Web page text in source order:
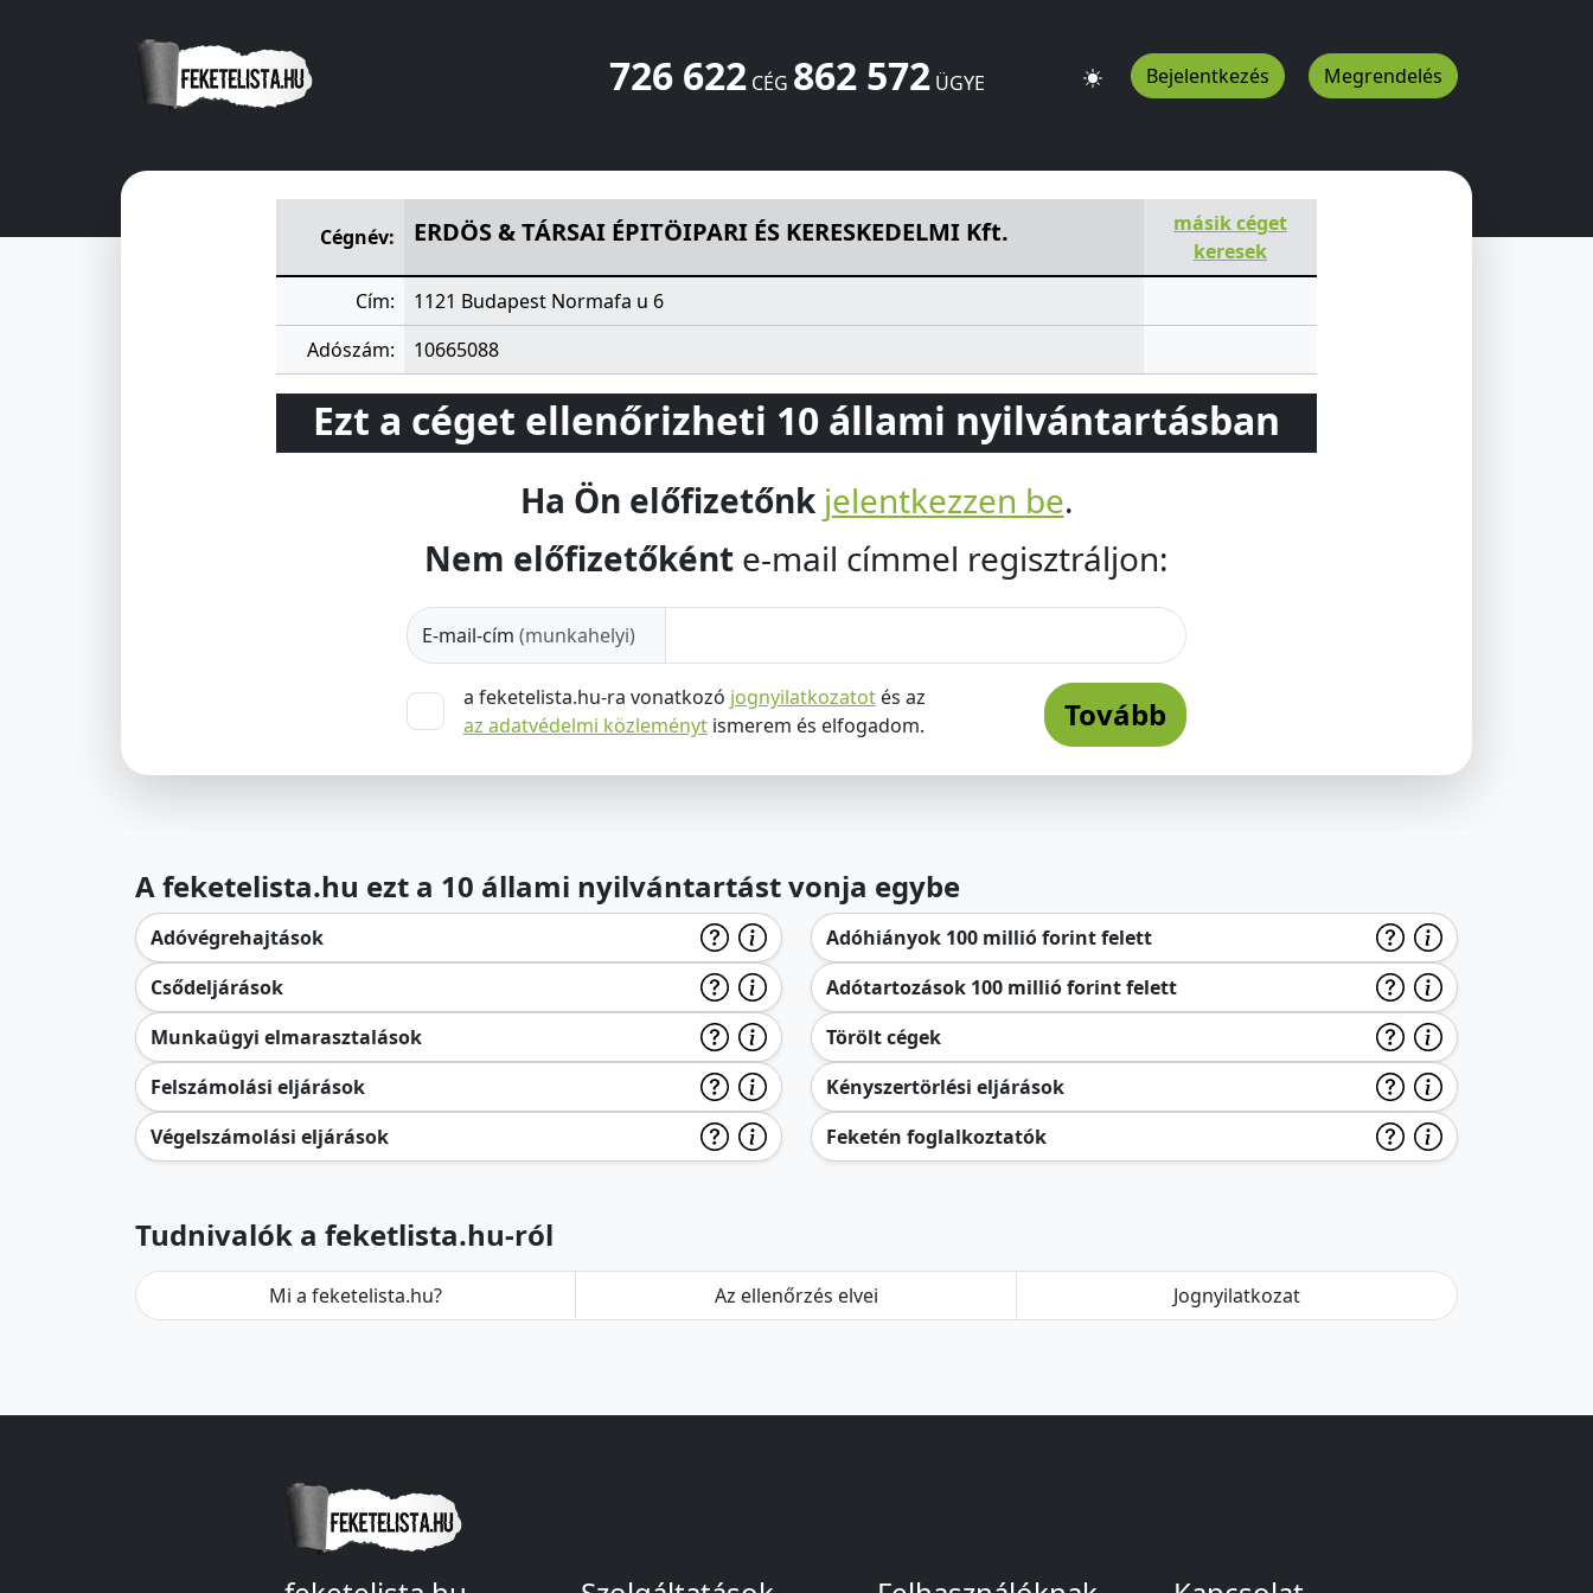
726 622CÉG 862 572ÜGYE Bejelentkezés Megrendelés
Cégnév:
ERDÖS & TÁRSAI ÉPITÖIPARI ÉS KERESKEDELMI Kft.
másik céget
keresek
Cím:
1121 Budapest Normafa u 6
Adószám:
10665088
Ezt a céget ellenőrizheti 10 állami nyilvántartásban
Ha Ön előfizetőnk jelentkezzen be.
Nem előfizetőként e-mail címmel regisztráljon:
E-mail-cím (munkahelyi)
a feketelista.hu-ra vonatkozó jognyilatkozatotés az
az adatvédelmi közleménytismerem és elfogadom. Tovább
A feketelista.hu ezt a 10 állami nyilvántartást vonja egybe
Adóvégrehajtások
Csődeljárások
Munkaügyi elmarasztalások
Felszámolási eljárások
Végelszámolási eljárások
Adóhiányok 100 millió forint felett
Adótartozások 100 millió forint felett
Törölt cégek
Kényszertörlési eljárások
Feketén foglalkoztatók
Tudnivalók a feketlista.hu-ról
Mi a feketelista.hu? Az ellenőrzés elvei Jognyilatkozat